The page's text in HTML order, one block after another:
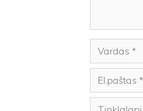
Vardas
El.paštas
Tinklalapis